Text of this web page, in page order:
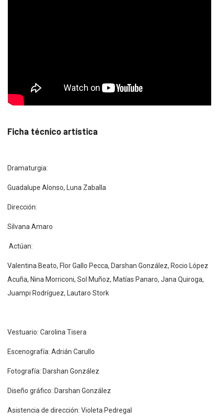
Ficha técnico artística
Dramaturgia:
Guadalupe Alonso, Luna Zaballa
Dirección:
Silvana Amaro
Actúan:
Valentina Beato, Flor Gallo Pecca, Darshan González, Rocio López
Acuña, Nina Morriconi, Sol Muñoz, Matías Panaro, Jana Quiroga,
Juampi Rodríguez, Lautaro Stork
Vestuario: Carolina Tisera
Escenografía: Adrián Carullo
Fotografía: Darshan González
Diseño gráfico: Darshan González
Asistencia de dirección: Violeta Pedregal